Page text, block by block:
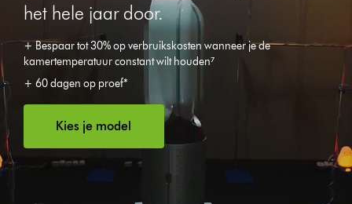
het hele jaar door.
+ Bespaar tot 30% op verbruikskosten wanneer je de
kamertemperatuur constant wilt houden⁷
+ 60 dagen op proef*
Kies je model